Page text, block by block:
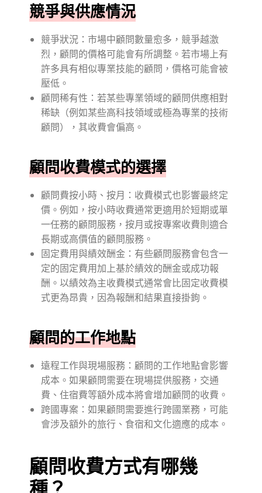
競爭與供應情況
競爭狀況：市場中顧問數量愈多，競爭越激
烈，顧問的價格可能會有所調整。若市場上有
許多具有相似專業技能的顧問，價格可能會被
壓低。
顧問稀有性：若某些專業領域的顧問供應相對
稀缺（例如某些高科技領域或極為專業的技術
顧問），其收費會偏高。
顧問收費模式的選擇
顧問費按小時、按月：收費模式也影響最終定
價。例如，按小時收費通常更適用於短期或單
一任務的顧問服務，按月或按專案收費則適合
長期或高價值的顧問服務。
固定費用與績效酬金：有些顧問服務會包含一
定的固定費用加上基於績效的酬金或成功報
酬。以績效為主收費模式通常會比固定收費模
式更為昂貴，因為報酬和結果直接掛鉤。
顧問的工作地點
遠程工作與現場服務：顧問的工作地點會影響
成本。如果顧問需要在現場提供服務，交通
費、住宿費等額外成本將會增加顧問的收費。
跨國專案：如果顧問需要進行跨國業務，可能
會涉及額外的旅行、食宿和文化適應的成本。
顧問收費方式有哪幾